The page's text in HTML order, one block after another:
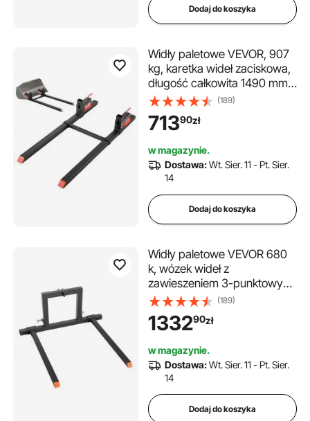
Dodaj do koszyka
Widły paletowe VEVOR, 907
kg, karetka wideł zaciskowa,
długość całkowita 1490 mm,
widły z regulowanym
stabilizatorem do osprzętu
ciągnika, łyżki ładującej i
czarny
(189)
71390zł
w magazynie.
Dostawa:Wt. Sier. 11 - Pt. Sier.
14
Dodaj do koszyka
Widły paletowe VEVOR 680
k, wózek wideł z
zawieszeniem 3-punktowym,
długość całkowita 1280 mm,
zęby wideł o regulowanej
szerokości 735-1170 mm,
kategorii 1
(189)
133290zł
w magazynie.
Dostawa:Wt. Sier. 11 - Pt. Sier.
14
Dodaj do koszyka